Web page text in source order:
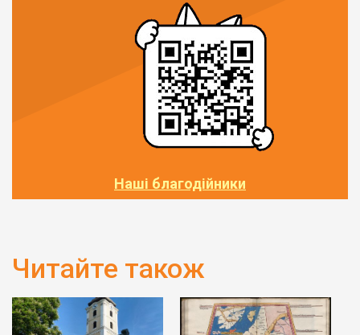
Наші благодійники
Читайте також